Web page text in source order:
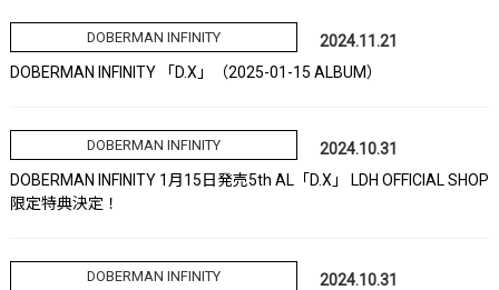
DOBERMAN INFINITY
2024.11.21
DOBERMAN INFINITY 「D.X」（2025-01-15 ALBUM）
DOBERMAN INFINITY
2024.10.31
DOBERMAN INFINITY 1月15日発売5th AL「D.X」 LDH OFFICIAL SHOP
限定特典決定！
DOBERMAN INFINITY
2024.10.31